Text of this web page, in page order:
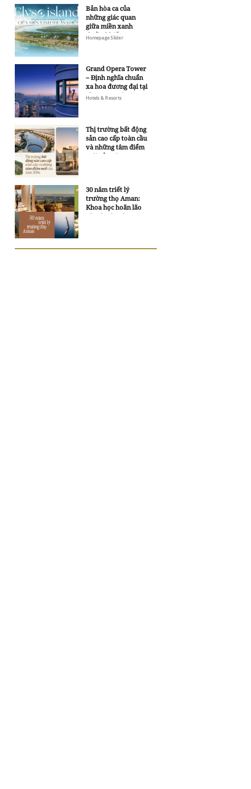
Bản hòa ca của
những giác quan
giữa miền xanh
thuần khiết
Homepage Slider
Grand Opera Tower
– Định nghĩa chuẩn
xa hoa đương đại tại
Sheraton Saigon
Hotels & Resorts
Thị trường bất động
sản cao cấp toàn cầu
và những tâm điểm
mới của năm 2026
30 năm triết lý
trường thọ Aman:
Khoa học hoãn lão
và trí tuệ ngàn xưa